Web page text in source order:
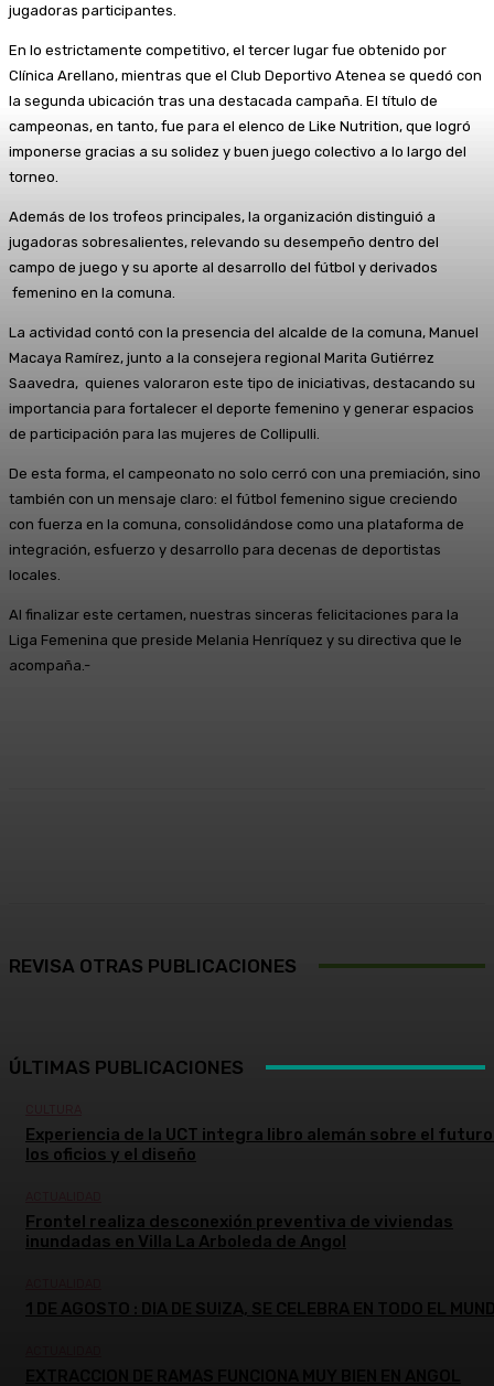
jugadoras participantes.
En lo estrictamente competitivo, el tercer lugar fue obtenido por
Clínica Arellano, mientras que el Club Deportivo Atenea se quedó con
la segunda ubicación tras una destacada campaña. El título de
campeonas, en tanto, fue para el elenco de Like Nutrition, que logró
imponerse gracias a su solidez y buen juego colectivo a lo largo del
torneo.
Además de los trofeos principales, la organización distinguió a
jugadoras sobresalientes, relevando su desempeño dentro del
campo de juego y su aporte al desarrollo del fútbol y derivados
femenino en la comuna.
La actividad contó con la presencia del alcalde de la comuna, Manuel
Macaya Ramírez, junto a la consejera regional Marita Gutiérrez
Saavedra, quienes valoraron este tipo de iniciativas, destacando su
importancia para fortalecer el deporte femenino y generar espacios
de participación para las mujeres de Collipulli.
De esta forma, el campeonato no solo cerró con una premiación, sino
también con un mensaje claro: el fútbol femenino sigue creciendo
con fuerza en la comuna, consolidándose como una plataforma de
integración, esfuerzo y desarrollo para decenas de deportistas
locales.
Al finalizar este certamen, nuestras sinceras felicitaciones para la
Liga Femenina que preside Melania Henríquez y su directiva que le
acompaña.-
REVISA OTRAS PUBLICACIONES
ÚLTIMAS PUBLICACIONES
Experiencia de la UCT integra libro alemán sobre el
los oficios y el diseño
Frontel realiza desconexión preventiva de viviendas
inundadas en Villa La Arboleda de Angol
1 DE AGOSTO : DIA DE SUIZA, SE CELEBRA EN TODO EL